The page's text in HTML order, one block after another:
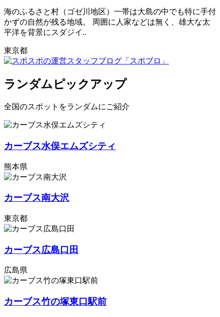
海のふるさと村（ゴゼ川地区）一帯は大島の中でも特に手付
かずの自然が残る地域。 周囲に人家などは無く、雄大な太
平洋を背景にスダジイ..
東京都
ランダムピックアップ
全国のスポットをランダムにご紹介
カーブス水俣エムズシティ
熊本県
カーブス南大沢
東京都
カーブス広島口田
広島県
カーブス竹の塚東口駅前